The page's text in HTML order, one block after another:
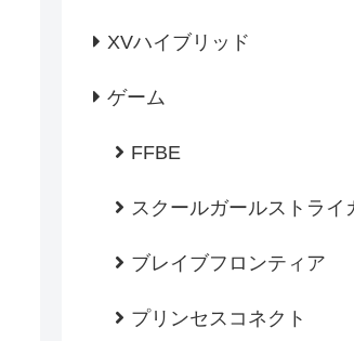
XVハイブリッド
ゲーム
FFBE
スクールガールストライ
ブレイブフロンティア
プリンセスコネクト